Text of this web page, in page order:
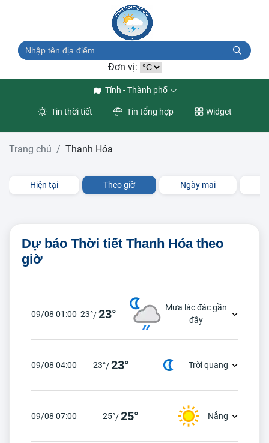
Đơn vị:
Tỉnh - Thành phố
Tin thời tiết Tin tổng hợp Widget
Trang chủ Thanh Hóa
Hiện tại Theo giờ Ngày mai
Dự báo Thời tiết Thanh Hóa theo
giờ
09/08 01:00 23°/23°
Mưa lác đác gần
đây
09/08 04:00 23°/23° Trời quang
09/08 07:00 25°/25° Nắng